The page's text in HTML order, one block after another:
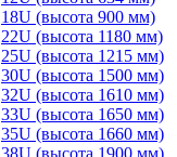
18U (высота 900 мм)
22U (высота 1180 мм)
25U (высота 1215 мм)
30U (высота 1500 мм)
32U (высота 1610 мм)
33U (высота 1650 мм)
35U (высота 1660 мм)
38U (высота 1900 мм)